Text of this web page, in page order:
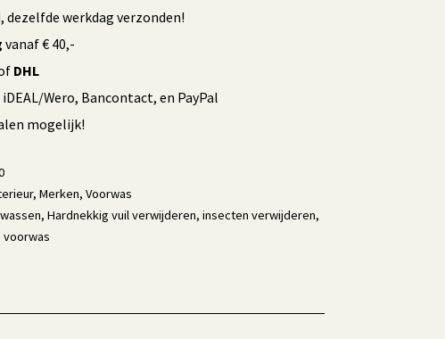
werkdag verzonden!
vanaf € 40,-
DHL
Wero, Bancontact, en PayPal
mogelijk!
, Merken, Voorwas
, Hardnekkig vuil verwijderen, insecten verwijderen,
voorwas